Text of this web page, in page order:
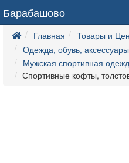
Барабашово
Главная
Товары и
Одежда, обувь, аксессуары
Мужская спортивная
Спортивные кофты,